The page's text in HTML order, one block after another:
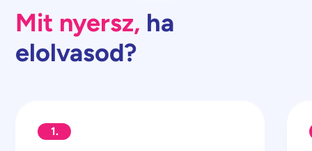
Mit nyersz, ha
elolvasod?
1.